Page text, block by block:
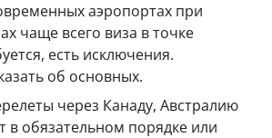
аэропортах при
чаще всего виза в точке
есть исключения.
об основных.
через Канаду, Австралию
обязательном порядке или